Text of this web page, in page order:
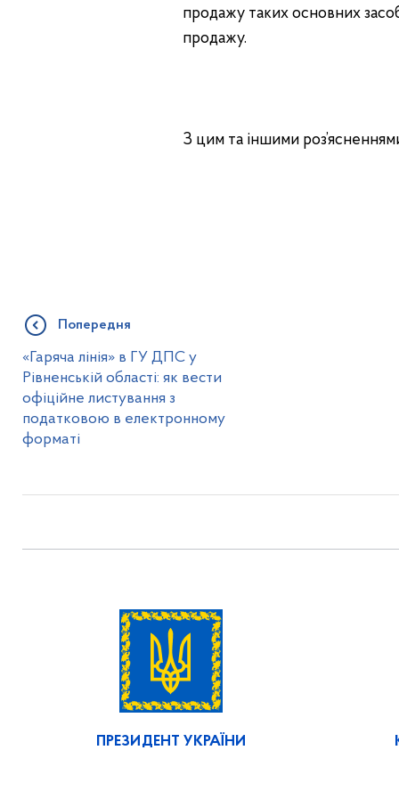
продажу таких основних
продажу.
З цим та іншими
Попередня
«Гаряча лінія» в ГУ ДПС у
Рівненській області: як вести
офіційне листування з
податковою в електронному
форматі
ПРЕЗИДЕНТ УКРАЇНИ